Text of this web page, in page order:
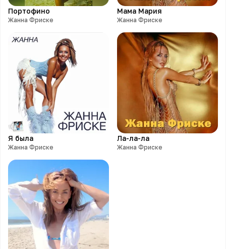
Портофино
Жанна Фриске
Мама Мария
Жанна Фриске
Я была
Жанна Фриске
Ла-ла-ла
Жанна Фриске